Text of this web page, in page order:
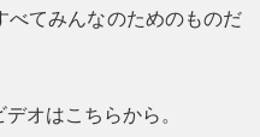
べてみんなのためのものだ
オはこちらから。